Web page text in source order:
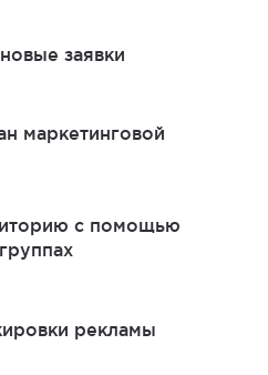
заявки
маркетинговой
с помощью
рекламы